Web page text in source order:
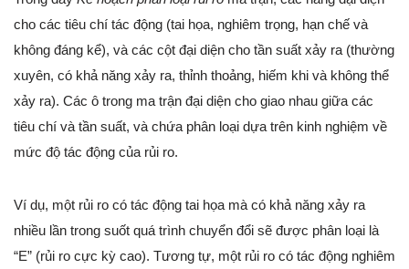
cho các tiêu chí tác động (tai họa, nghiêm trọng, hạn chế và
không đáng kể), và các cột đại diện cho tần suất xảy ra (thường
xuyên, có khả năng xảy ra, thỉnh thoảng, hiếm khi và không thể
xảy ra). Các ô trong ma trận đại diện cho giao nhau giữa các
tiêu chí và tần suất, và chứa phân loại dựa trên kinh nghiệm về
mức độ tác động của rủi ro.
Ví dụ, một rủi ro có tác động tai họa mà có khả năng xảy ra
nhiều lần trong suốt quá trình chuyển đổi sẽ được phân loại là
“E” (rủi ro cực kỳ cao). Tương tự, một rủi ro có tác động nghiêm